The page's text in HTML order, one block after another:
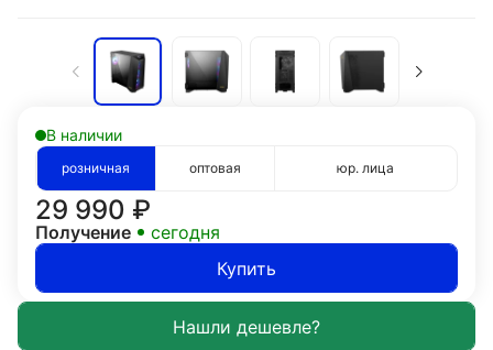
В наличии
розничная оптовая юр. лица
29 990 ₽
Получение
сегодня
Купить